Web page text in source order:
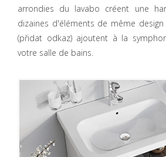
arrondies du lavabo créent une
dizaines d'éléments de même
(přidat odkaz) ajoutent à la
votre salle de bains.